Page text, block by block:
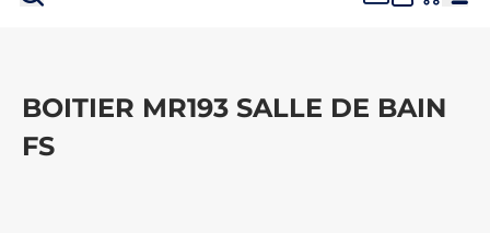
BOITIER MR193 SALLE DE BAIN
FS